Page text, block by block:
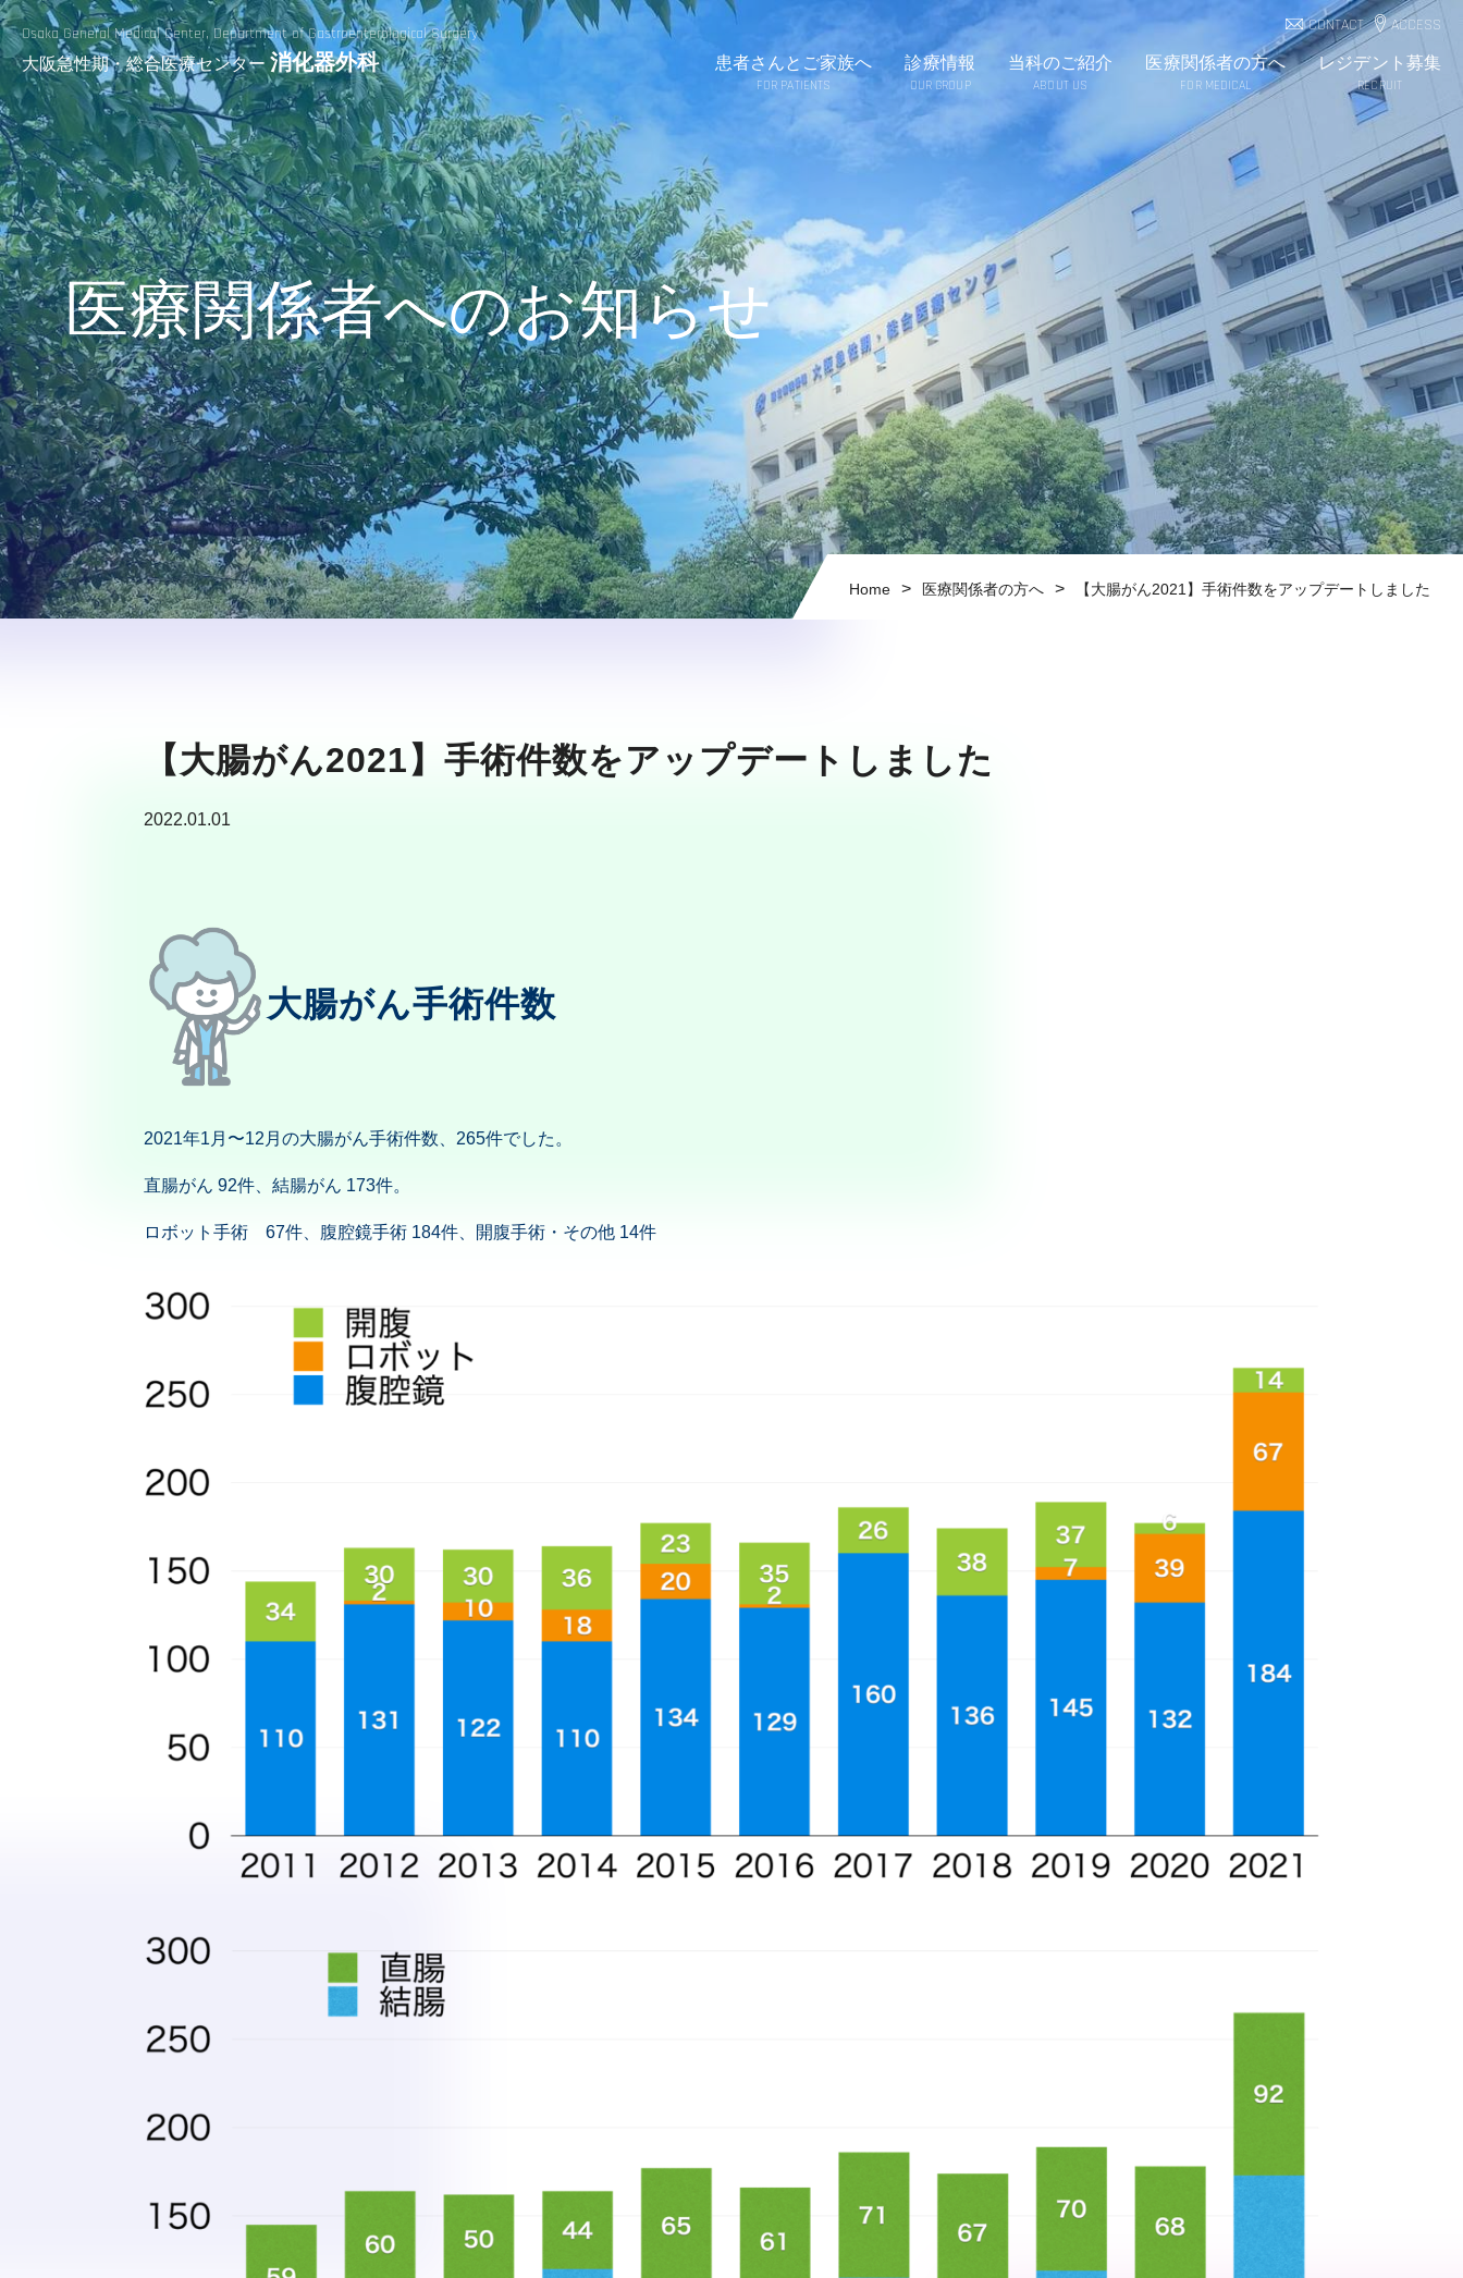
Osaka General Medical Center, Department of Gastroenterological Surgery
大阪急性期・総合医療センター 消化器外科
CONTACT ACCESS
患者さんとご家族へ
FOR PATIENTS
診療情報
OUR GROUP
当科のご紹介
ABOUT US
医療関係者の方へ
FOR MEDICAL
レジデント募集
RECRUIT
医療関係者へのお知らせ
Home > 医療関係者の方へ > 【大腸がん2021】手術件数をアップデートしました
【大腸がん2021】手術件数をアップデートしました
2022.01.01
大腸がん手術件数
2021年1月〜12月の大腸がん手術件数、265件でした。
直腸がん 92件、結腸がん 173件。
ロボット手術 67件、腹腔鏡手術 184件、開腹手術・その他 14件